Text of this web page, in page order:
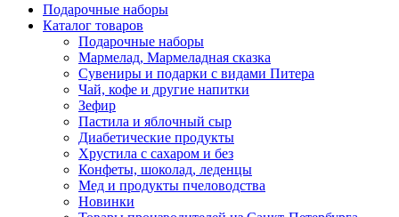
Подарочные наборы
Каталог товаров
Подарочные наборы
Мармелад, Мармеладная сказка
Сувениры и подарки с видами Питера
Чай, кофе и другие напитки
Зефир
Пастила и яблочный сыр
Диабетические продукты
Хрустила с сахаром и без
Конфеты, шоколад, леденцы
Мед и продукты пчеловодства
Новинки